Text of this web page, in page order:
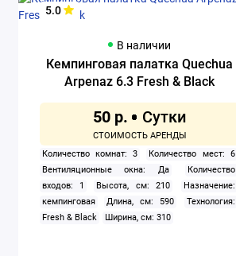
5.0
В наличии
Кемпинговая палатка Quechua
Arpenaz 6.3 Fresh & Black
50 р.
Количество комнат: 3
Количество мест: 6
Вентиляционные окна: Да
Количество
входов: 1
Высота, см: 210
Назначение:
кемпинговая
Длина, см: 590
Технология:
Fresh & Black
Ширина, см: 310